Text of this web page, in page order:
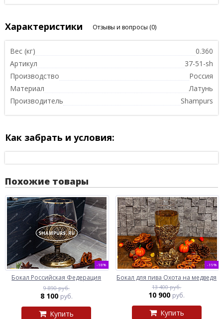
Характеристики Отзывы и вопросы (0)
Вес (кг)
0.360
Артикул
37-51-sh
Производство
Россия
Материал
Латунь
Производитель
Shampurs
Как забрать и условия:
Похожие товары
-18%
Бокал Российская Федерация
9 890 руб.
8 100 руб.
Купить
-19%
Бокал для пива Охота на медведя
13 400 руб.
10 900 руб.
Купить